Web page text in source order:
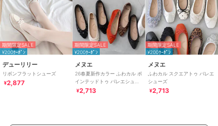
期間限定SALE
¥200ｸｰﾎﾟﾝ
デューリリー
リボンフラットシューズ
¥2,877
期間限定SALE
¥200ｸｰﾎﾟﾝ
メヌエ
26春夏新作カラー ふわカル ポ
インテッドトゥ バレエシュー
ズ [ menue メヌエ ]
¥2,713
期間限定SALE
¥200ｸｰﾎﾟﾝ
メヌエ
ふわカル スクエアトゥ バレエ
シューズ
¥2,713